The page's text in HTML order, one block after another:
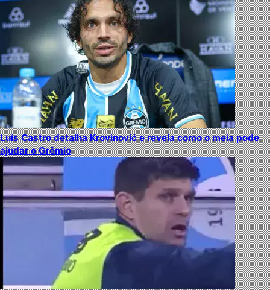
Luís Castro detalha Krovinović e revela como o meia pode
ajudar o Grêmio